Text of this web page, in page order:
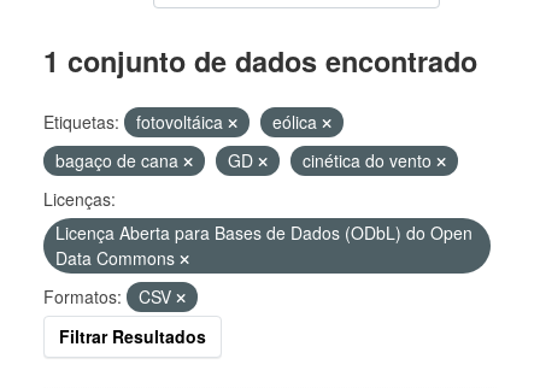
1 conjunto de dados encontrado
Etiquetas: fotovoltáica
eólica
bagaço de cana
GD
cinética do vento
Licenças:
Licença Aberta para Bases de Dados (ODbL) do Open
Data Commons
Formatos:
CSV
Filtrar Resultados